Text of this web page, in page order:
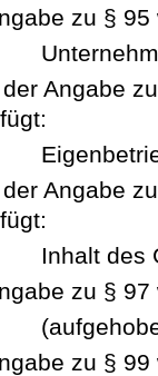
zu §
Angabe
Angabe
Inhalt des
zu §
zu §